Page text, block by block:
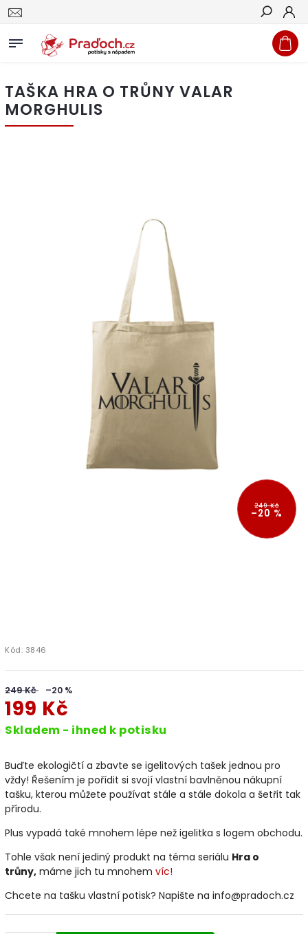
Hledat
TAŠKA HRA O TRŮNY VALAR
MORGHULIS
249 Kč
–20 %
Kód: 3846
249 Kč –20 %
199 Kč
Skladem - ihned k potisku
Buďte ekologičtí a zbavte se igelitových tašek jednou pro
vždy! Řešením je pořídit si svojí vlastní bavlněnou nákupní
tašku, kterou můžete používat stále a stále dokola a šetřit tak
přírodu.
Plus vypadá také mnohem lépe než igelitka s logem obchodu.
Tohle však není jediný produkt na téma seriálu Hra o
trůny, máme jich tu mnohem víc!
Chcete na tašku vlastní potisk? Napište na info@pradoch.cz